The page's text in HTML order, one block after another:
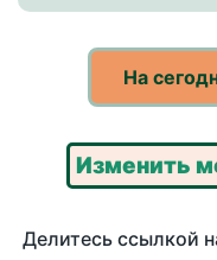
На
Изменить
Делитесь ссылкой